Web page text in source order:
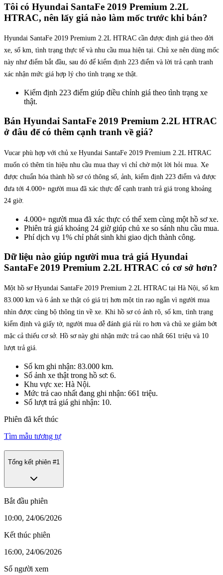
Tôi có Hyundai SantaFe 2019 Premium 2.2L
HTRAC, nên lấy giá nào làm mốc trước khi bán?
Hyundai SantaFe 2019 Premium 2.2L HTRAC cần được định giá theo đời
xe, số km, tình trạng thực tế và nhu cầu mua hiện tại. Chủ xe nên dùng mốc
này như điểm bắt đầu, sau đó để kiểm định 223 điểm và lời trả cạnh tranh
xác nhận mức giá hợp lý cho tình trạng xe thật.
Kiểm định 223 điểm giúp điều chỉnh giá theo tình trạng xe
thật.
Bán Hyundai SantaFe 2019 Premium 2.2L HTRAC
ở đâu để có thêm cạnh tranh về giá?
Vucar phù hợp với chủ xe Hyundai SantaFe 2019 Premium 2.2L HTRAC
muốn có thêm tín hiệu nhu cầu mua thay vì chỉ chờ một lời hỏi mua. Xe
được chuẩn hóa thành hồ sơ có thông số, ảnh, kiểm định 223 điểm và được
đưa tới 4.000+ người mua đã xác thực để cạnh tranh trả giá trong khoảng
24 giờ.
4.000+ người mua đã xác thực có thể xem cùng một hồ sơ xe.
Phiên trả giá khoảng 24 giờ giúp chủ xe so sánh nhu cầu mua.
Phí dịch vụ 1% chỉ phát sinh khi giao dịch thành công.
Dữ liệu nào giúp người mua trả giá Hyundai
SantaFe 2019 Premium 2.2L HTRAC có cơ sở hơn?
Một hồ sơ Hyundai SantaFe 2019 Premium 2.2L HTRAC tại Hà Nội, số km
83.000 km và 6 ảnh xe thật có giá trị hơn một tin rao ngắn vì người mua
nhìn được cùng bộ thông tin về xe. Khi hồ sơ có ảnh rõ, số km, tình trạng
kiểm định và giấy tờ, người mua dễ đánh giá rủi ro hơn và chủ xe giảm bớt
mặc cả thiếu cơ sở. Hồ sơ này ghi nhận mức trả cao nhất 661 triệu và 10
lượt trả giá.
Số km ghi nhận: 83.000 km.
Số ảnh xe thật trong hồ sơ: 6.
Khu vực xe: Hà Nội.
Mức trả cao nhất đang ghi nhận: 661 triệu.
Số lượt trả giá ghi nhận: 10.
Phiên đã kết thúc
Tìm mẫu tương tự
Tổng kết phiên #1
Bắt đầu phiên
10:00, 24/06/2026
Kết thúc phiên
16:00, 24/06/2026
Số người xem